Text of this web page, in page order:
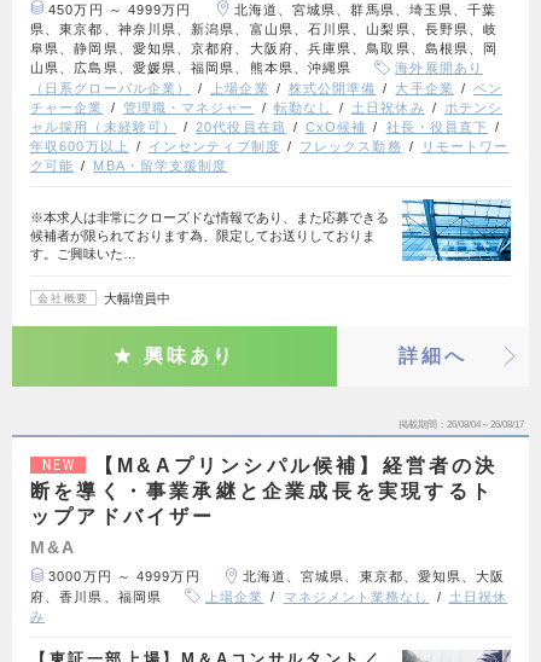
450万円 ～ 4999万円
北海道、宮城県、群馬県、埼玉県、千葉
県、東京都、神奈川県、新潟県、富山県、石川県、山梨県、長野県、岐
阜県、静岡県、愛知県、京都府、大阪府、兵庫県、鳥取県、島根県、岡
山県、広島県、愛媛県、福岡県、熊本県、沖縄県
海外展開あり
（日系グローバル企業）
上場企業 株式公開準備 大手企業
ベン
チャー企業
管理職・マネジャー 転勤なし 土日祝休み
ポテンシ
ャル採用（未経験可）
20代役員在籍 CxO候補
社長・役員直下
年収600万以上
インセンティブ制度 フレックス勤務
リモートワー
ク可能
MBA・留学支援制度
※本求人は非常にクローズドな情報であり、また応募できる
候補者が限られております為、限定してお送りしておりま
す。ご興味いた…
会社概要 大幅増員中
興味あり 詳細へ
掲載期間 26/08/04～26/08/17
NEW
【M&Aプリンシパル候補】経営者の決
断を導く・事業承継と企業成長を実現するト
ップアドバイザー
M&A
3000万円 ～ 4999万円
北海道、宮城県、東京都、愛知県、大阪
府、香川県、福岡県
上場企業 マネジメント業務なし
土日祝休
み